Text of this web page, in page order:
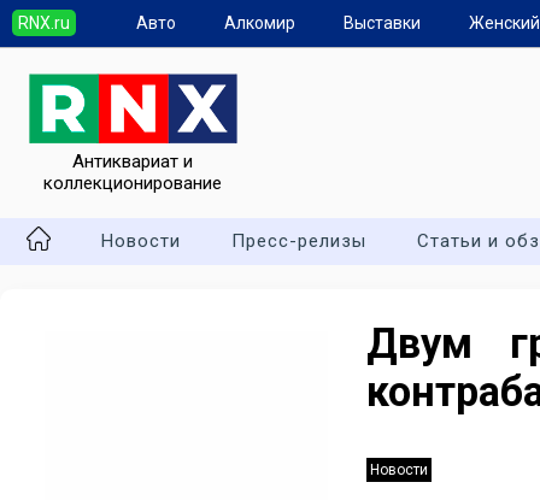
RNX.ru Авто Алкомир Выставки
Антиквариат и
коллекционирование
Новости Пресс-релизы Статьи и
Двум
Новости